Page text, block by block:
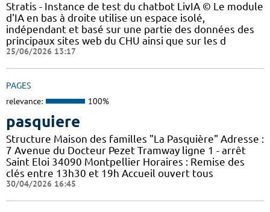
Stratis - Instance de test du chatbot LivIA © Le module
d'IA en bas à droite utilise un espace isolé,
indépendant et basé sur une partie des données des
principaux sites web du CHU ainsi que sur les d
25/06/2026 13:17
PAGES
relevance: 100%
pasquiere
Structure Maison des familles "La Pasquière" Adresse :
7 Avenue du Docteur Pezet Tramway ligne 1 - arrêt
Saint Eloi 34090 Montpellier Horaires : Remise des
clés entre 13h30 et 19h Accueil ouvert tous
30/04/2026 16:45